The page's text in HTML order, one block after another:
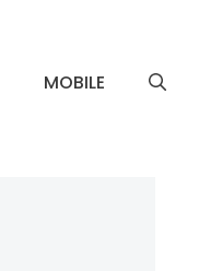
MOBILE